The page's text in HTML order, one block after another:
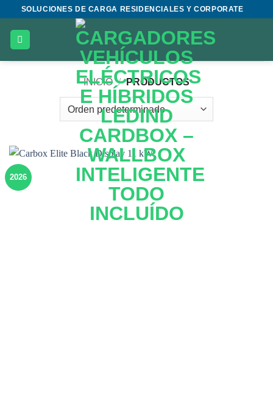
Saltar
contenido
SOLUCIONES DE CARGA RESIDENCIALES Y CORPORATE
INICIO / PRODUCTOS
2026